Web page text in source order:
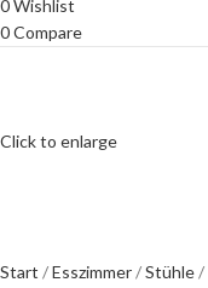
0Wishlist
0Compare
Click to enlarge
Start Esszimmer Stühle